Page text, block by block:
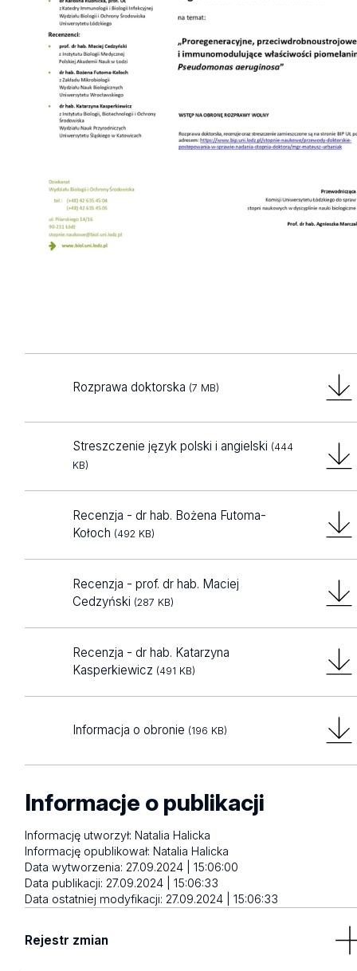
Rozprawa doktorska (7 MB)
Streszczenie język polski i angielski (444
KB)
Recenzja - dr hab. Bożena Futoma-
Kołoch (492 KB)
Recenzja - prof. dr hab. Maciej
Cedzyński (287 KB)
Recenzja - dr hab. Katarzyna
Kasperkiewicz (491 KB)
Informacja o obronie (196 KB)
Informacje o publikacji
Informację utworzył:Natalia Halicka
Informację opublikował:Natalia Halicka
Data wytworzenia: 27.09.2024 | 15:06:00
Data publikacji: 27.09.2024 | 15:06:33
Data ostatniej modyfikacji: 27.09.2024 | 15:06:33
Rejestr zmian